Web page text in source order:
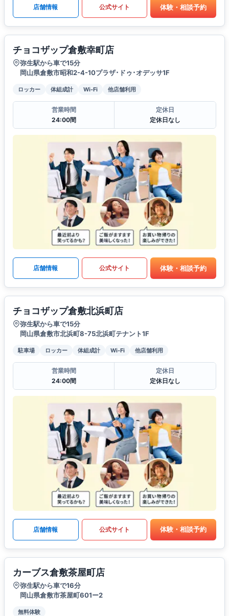
店舗情報 公式サイト 体験・相談予約
チョコザップ倉敷幸町店
弥生駅から車で15分
岡山県倉敷市昭和2-4-10プラザ･ドゥ･オデッサ1F
ロッカー 体組成計 Wi-Fi 他店舗利用
営業時間
24:00間
定休日
定休日なし
店舗情報 公式サイト 体験・相談予約
チョコザップ倉敷北浜町店
弥生駅から車で15分
岡山県倉敷市北浜町8-75北浜町テナント1F
駐車場 ロッカー 体組成計 Wi-Fi 他店舗利用
営業時間
24:00間
定休日
定休日なし
店舗情報 公式サイト 体験・相談予約
カーブス倉敷茶屋町店
弥生駅から車で16分
岡山県倉敷市茶屋町601ー2
無料体験